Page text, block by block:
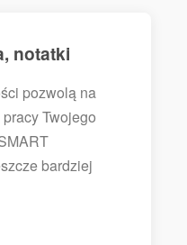
notatki
pozwolą na
Twojego
bardziej